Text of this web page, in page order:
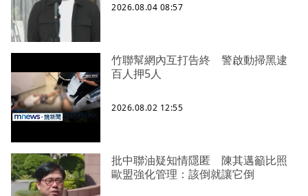
2026.08.04 08:57
竹聯幫網內互打告終 警啟動掃黑逮
百人押5人
2026.08.02 12:55
批中聯油疑知情隱匿 陳其邁籲比照
歐盟強化管理：該倒就讓它倒